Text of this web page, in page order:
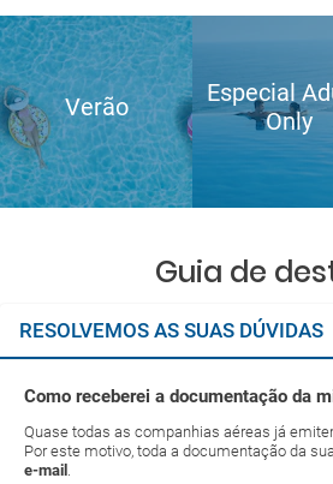
Verão
Especial
Only
Guia de
RESOLVEMOS AS SUAS DÚVIDAS
Como receberei a documentação da
Quase todas as companhias aéreas já
Por este motivo, toda a documentação da
e-mail .